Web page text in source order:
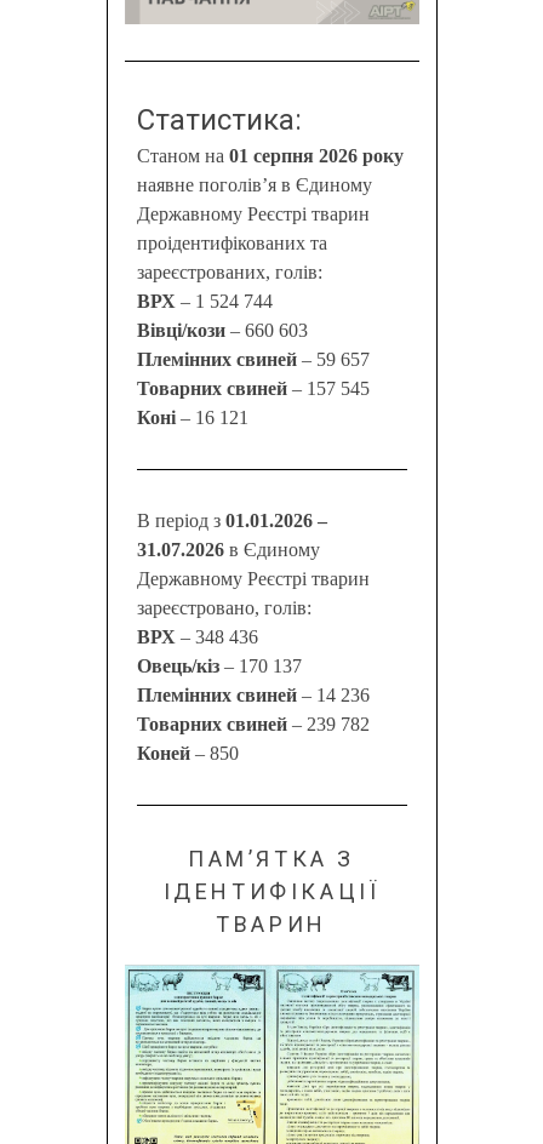
Статистика:
Станом на 01 серпня 2026 року
наявне поголів’я в Єдиному
Державному Реєстрі тварин
проідентифікованих та
зареєстрованих, голів:
ВРХ – 1 524 744
Вівці/кози– 660 603
Племінних свиней– 59 657
Товарних свиней – 157 545
Коні– 16 121
В період з01.01.2026 –
31.07.2026 в Єдиному
Державному Реєстрі тварин
зареєстровано, голів:
ВРХ – 348 436
Овець/кіз– 170 137
Племінних свиней– 14 236
Товарних свиней– 239 782
Коней– 850
ПАМ’ЯТКА З
ІДЕНТИФІКАЦІЇ
ТВАРИН